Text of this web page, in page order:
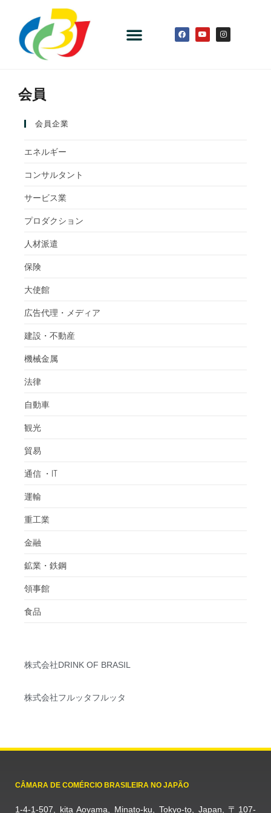
会員
会員企業
エネルギー
コンサルタント
サービス業
プロダクション
人材派遣
保険
大使館
広告代理・メディア
建設・不動産
機械金属
法律
自動車
観光
貿易
通信 ・IT
運輸
重工業
金融
鉱業・鉄鋼
領事館
食品
株式会社DRINK OF BRASIL
株式会社フルッタフルッタ
CÂMARA DE COMÉRCIO BRASILEIRA NO JAPÃO
1-4-1-507, kita Aoyama, Minato-ku, Tokyo-to, Japan, 〒107-